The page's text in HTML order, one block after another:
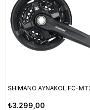
₺3.299,00